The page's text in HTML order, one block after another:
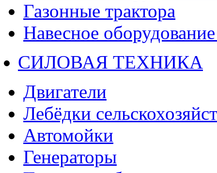
Газонные трактора
Навесное
СИЛОВАЯ ТЕХНИКА
Двигатели
Лебёдки
Автомойки
Генераторы